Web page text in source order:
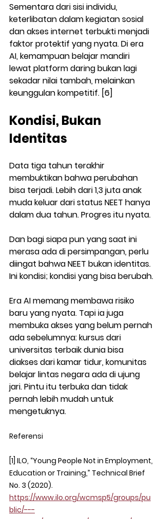
Sementara dari sisi individu,
keterlibatan dalam kegiatan sosial
dan akses internet terbukti menjadi
faktor protektif yang nyata. Di era
AI, kemampuan belajar mandiri
lewat platform daring bukan lagi
sekadar nilai tambah, melainkan
keunggulan kompetitif. [6]
Kondisi, Bukan
Identitas
Data tiga tahun terakhir
membuktikan bahwa perubahan
bisa terjadi. Lebih dari 1,3 juta anak
muda keluar dari status NEET hanya
dalam dua tahun. Progres itu nyata.
Dan bagi siapa pun yang saat ini
merasa ada di persimpangan, perlu
diingat bahwa NEET bukan identitas.
Ini kondisi; kondisi yang bisa berubah.
Era AI memang membawa risiko
baru yang nyata. Tapi ia juga
membuka akses yang belum pernah
ada sebelumnya: kursus dari
universitas terbaik dunia bisa
diakses dari kamar tidur, komunitas
belajar lintas negara ada di ujung
jari. Pintu itu terbuka dan tidak
pernah lebih mudah untuk
mengetuknya.
Referensi
[1] ILO, “Young People Not in Employment,
Education or Training,” Technical Brief
No. 3 (2020).
https://www.ilo.org/wcmsp5/groups/pu
blic/---